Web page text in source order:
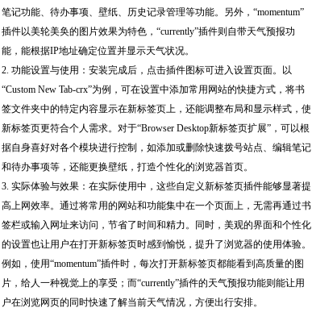
笔记功能、待办事项、壁纸、历史记录管理等功能。另外，“momentum”
插件以美轮美奂的图片效果为特色，“currently”插件则自带天气预报功
能，能根据IP地址确定位置并显示天气状况。
2. 功能设置与使用：安装完成后，点击插件图标可进入设置页面。以
“Custom New Tab-crx”为例，可在设置中添加常用网站的快捷方式，将书
签文件夹中的特定内容显示在新标签页上，还能调整布局和显示样式，使
新标签页更符合个人需求。对于“Browser Desktop新标签页扩展”，可以根
据自身喜好对各个模块进行控制，如添加或删除快速拨号站点、编辑笔记
和待办事项等，还能更换壁纸，打造个性化的浏览器首页。
3. 实际体验与效果：在实际使用中，这些自定义新标签页插件能够显著提
高上网效率。通过将常用的网站和功能集中在一个页面上，无需再通过书
签栏或输入网址来访问，节省了时间和精力。同时，美观的界面和个性化
的设置也让用户在打开新标签页时感到愉悦，提升了浏览器的使用体验。
例如，使用“momentum”插件时，每次打开新标签页都能看到高质量的图
片，给人一种视觉上的享受；而“currently”插件的天气预报功能则能让用
户在浏览网页的同时快速了解当前天气情况，方便出行安排。